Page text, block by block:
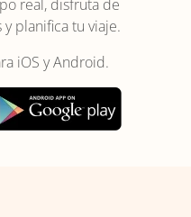
real, disfruta de
planifica tu viaje.
iOS y Android.